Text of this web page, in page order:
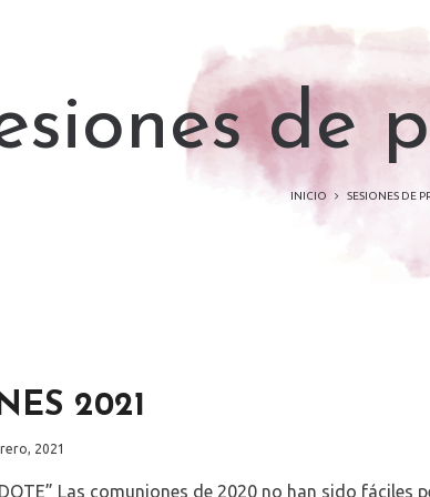
de
INICIO SESIONES DE
2021
2021
Las comuniones de 2020 no han sido fáciles